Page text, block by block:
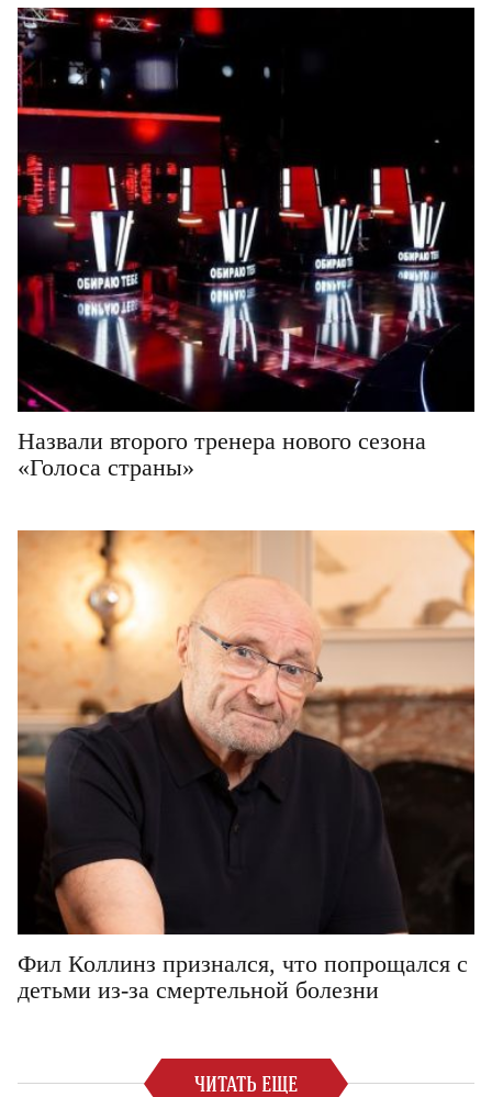
Назвали второго тренера нового сезона
«Голоса страны»
Фил Коллинз признался, что попрощался с
детьми из-за смертельной болезни
ЧИТАТЬ ЕЩЕ